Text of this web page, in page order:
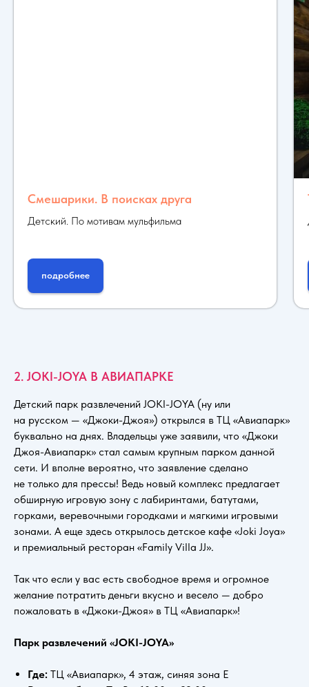
Смешарики. В поисках друга
Детский. По мотивам мульфильма
подробнее
2. JOKI-JOYA В АВИАПАРКЕ
Детский парк развлечений JOKI-JOYA (ну или
на русском — «Джоки-Джоя») открылся в ТЦ «Авиапарк»
буквально на днях. Владельцы уже заявили, что «Джоки
Джоя-Авиапарк» стал самым крупным парком данной
сети. И вполне вероятно, что заявление сделано
не только для прессы! Ведь новый комплекс предлагает
обширную игровую зону с лабиринтами, батутами,
горками, веревочными городками и мягкими игровыми
зонами. А еще здесь открылось детское кафе «Joki Joya»
и премиальный ресторан «Family Villa JJ».
Так что если у вас есть свободное время и огромное
желание потратить деньги вкусно и весело — добро
пожаловать в «Джоки-Джоя» в ТЦ «Авиапарк»!
Парк развлечений «JOKI-JOYA»
Где: ТЦ «Авиапарк», 4 этаж, синяя зона Е